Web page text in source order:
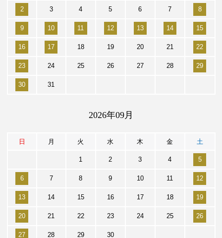
2 3 4 5 6 7 8
9 10 11 12 13 14 15
16 17 18 19 20 21 22
23 24 25 26 27 28 29
30 31
2026年09月
日 月 火 水 木 金 土
1 2 3 4 5
6 7 8 9 10 11 12
13 14 15 16 17 18 19
20 21 22 23 24 25 26
27 28 29 30